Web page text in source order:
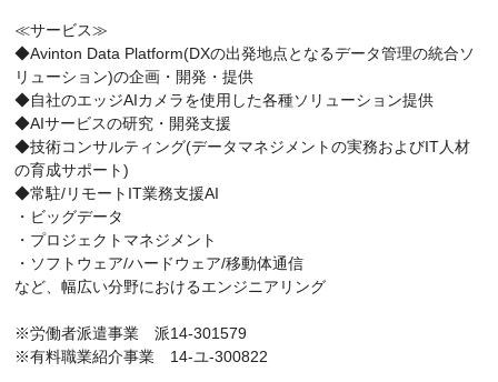
≪サービス≫
◆Avinton Data Platform(DXの出発地点となるデータ管理の統合ソ
リューション)の企画・開発・提供
◆自社のエッジAIカメラを使用した各種ソリューション提供
◆AIサービスの研究・開発支援
◆技術コンサルティング(データマネジメントの実務およびIT人材
の育成サポート)
◆常駐/リモートIT業務支援AI
・ビッグデータ
・プロジェクトマネジメント
・ソフトウェア/ハードウェア/移動体通信
など、幅広い分野におけるエンジニアリング
※労働者派遣事業 派14-301579
※有料職業紹介事業 14-ユ-300822